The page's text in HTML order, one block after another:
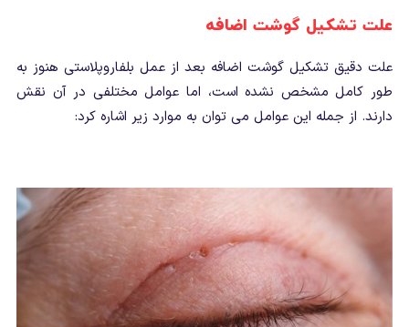
علت تشکیل گوشت اضافه
علت دقیق تشکیل گوشت اضافه بعد از عمل بلفاروپلاستی هنوز به
طور کامل مشخص نشده است، اما عوامل مختلفی در آن نقش
دارند. از جمله این عوامل می توان به موارد زیر اشاره کرد: